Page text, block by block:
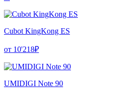
Cubot KingKong ES
от 10'218₽
UMIDIGI Note 90